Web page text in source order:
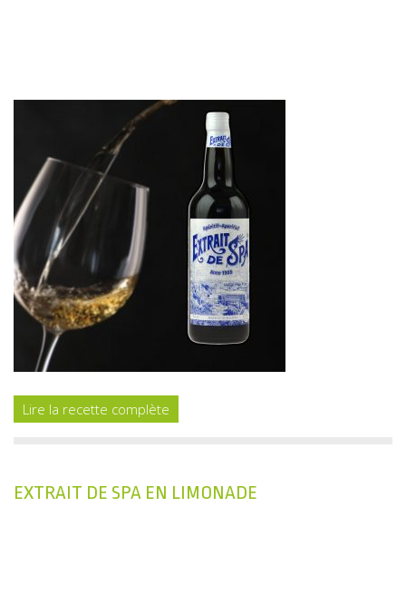
Lire la recette complète
EXTRAIT DE SPA EN LIMONADE